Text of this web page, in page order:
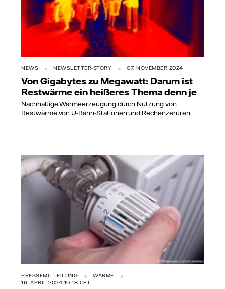
NEWS NEWSLETTER-STORY 07. NOVEMBER 2024
Von Gigabytes zu Megawatt: Darum ist
Restwärme ein heißeres Thema denn je
Nachhaltige Wärmeerzeugung durch Nutzung von
Restwärme von U-Bahn-Stationen und Rechenzentren
PRESSEMITTEILUNG
WÄRME
16. APRIL 2024 10:18 CET